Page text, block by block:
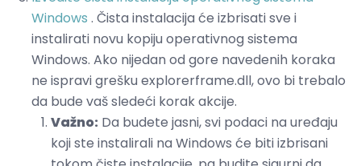
Windows . Čista instalacija će izbrisati sve i
instalirati novu kopiju operativnog sistema
Windows. Ako nijedan od gore navedenih koraka
ne ispravi grešku explorerframe.dll, ovo bi trebalo
da bude vaš sledeći korak akcije.
Važno: Da budete jasni, svi podaci na uređaju
koji ste instalirali na Windows će biti izbrisani